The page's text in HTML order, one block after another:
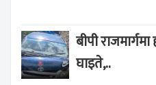
बीपी
घाइते,..